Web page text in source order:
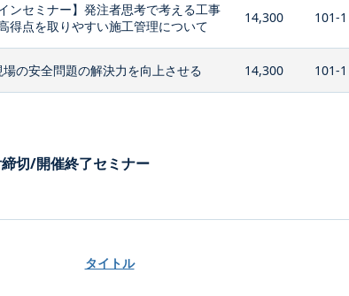
インセミナー】発注者思考で考える工事
得点を取りやすい施工管理について
14,300 101-1
の安全問題の解決力を向上させる 14,300 101-1
切/開催終了セミナー
タイトル